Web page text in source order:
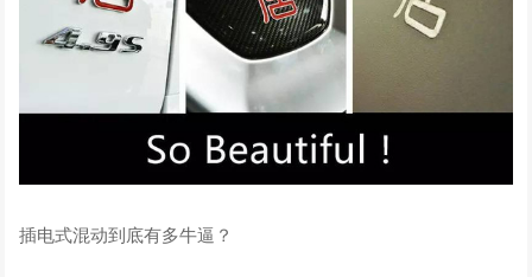
插电式混动到底有多牛逼？